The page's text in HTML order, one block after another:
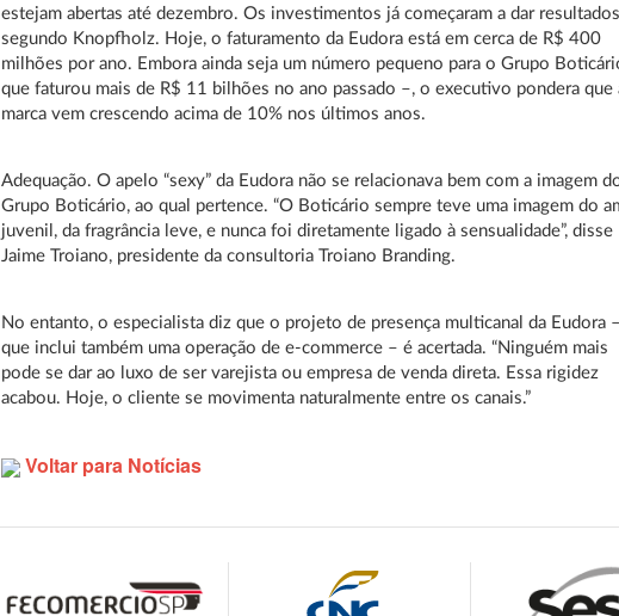
estejam abertas até dezembro. Os investimentos já começaram a dar
segundo Knopfholz. Hoje, o faturamento da Eudora está em cerca de R$ 400
milhões por ano. Embora ainda seja um número pequeno para o Grupo
que faturou mais de R$ 11 bilhões no ano passado –, o executivo pondera que
marca vem crescendo acima de 10% nos últimos anos.
Adequação. O apelo “sexy” da Eudora não se relacionava bem com a imagem
Grupo Boticário, ao qual pertence. “O Boticário sempre teve uma imagem do
juvenil, da fragrância leve, e nunca foi diretamente ligado à sensualidade”, disse
Jaime Troiano, presidente da consultoria Troiano Branding.
No entanto, o especialista diz que o projeto de presença multicanal da Eudora –
que inclui também uma operação de e-commerce – é acertada. “Ninguém mais
pode se dar ao luxo de ser varejista ou empresa de venda direta. Essa rigidez
acabou. Hoje, o cliente se movimenta naturalmente entre os canais.”
Voltar para Notícias